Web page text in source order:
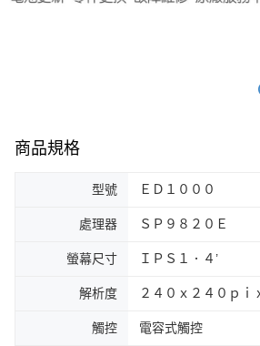
商品規格
型號 ＥＤ１０００
處理器 ＳＰ９８２０Ｅ
螢幕尺寸 ＩＰＳ１．４’
解析度 ２４０ｘ２４０ｐｉ
觸控 電容式觸控